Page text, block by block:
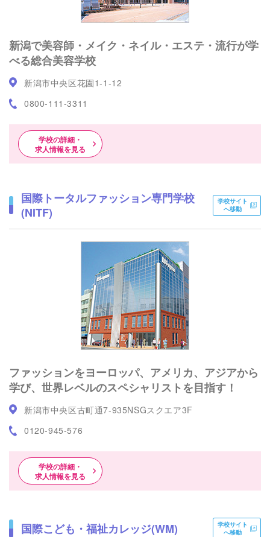
新潟で美容師・メイク・ネイル・エステ・流行が学
べる総合美容学校
新潟市中央区花園1-1-12
0800-111-3311
学校の詳細・
求人情報を見る
国際トータルファッション専門学校
(NITF)
学校サイト
へ移動
ファッションをヨーロッパ、アメリカ、アジアから
学び、世界レベルのスペシャリストを目指す！
新潟市中央区古町通7-935NSGスクエア3F
0120-945-576
学校の詳細・
求人情報を見る
国際こども・福祉カレッジ(WM)
学校サイト
へ移動